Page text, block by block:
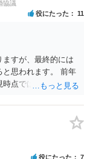
請求に応じてもら
請求は，必ずしも
的手続きまでは行
る合意を目指す方が
にかかわらず，相手
毀損となり得ます。
した当人に対する損
協議
役にたった 11
ますが、最終的には
と思われます。 前年
時点では少額しか取
絶する場合でも、相
ない場合には、慰謝
せよ、親御さんとの
合った上で、法律
と思います。役にたった 7